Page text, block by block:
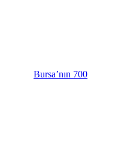
Bursa’nın 700